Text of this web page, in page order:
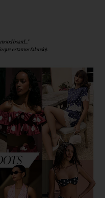
board..."
que estamos falando).